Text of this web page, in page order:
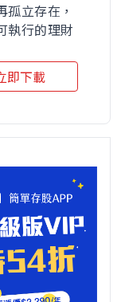
立存在，
執行的理財
即下載